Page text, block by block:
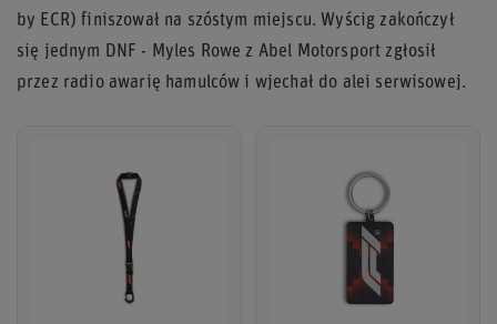
by ECR) finiszował na szóstym miejscu. Wyścig zakończył
się jednym DNF - Myles Rowe z Abel Motorsport zgłosił
przez radio awarię hamulców i wjechał do alei serwisowej.